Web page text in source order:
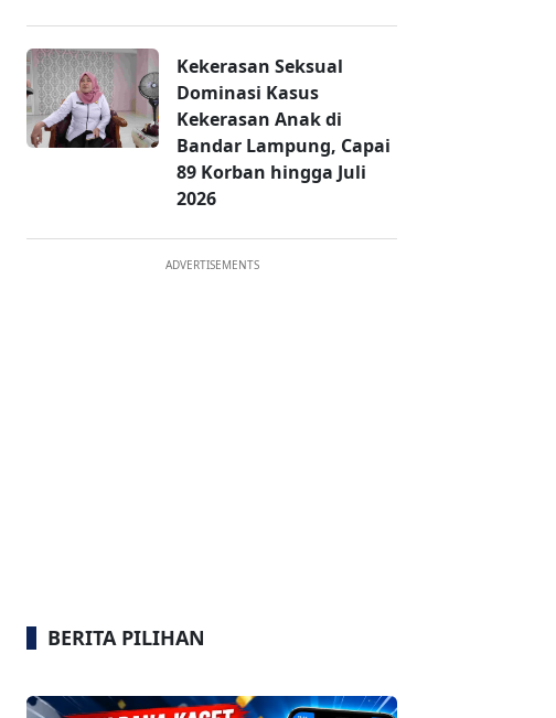
Kekerasan Seksual
Dominasi Kasus
Kekerasan Anak di
Bandar Lampung, Capai
89 Korban hingga Juli
2026
ADVERTISEMENTS
BERITA PILIHAN